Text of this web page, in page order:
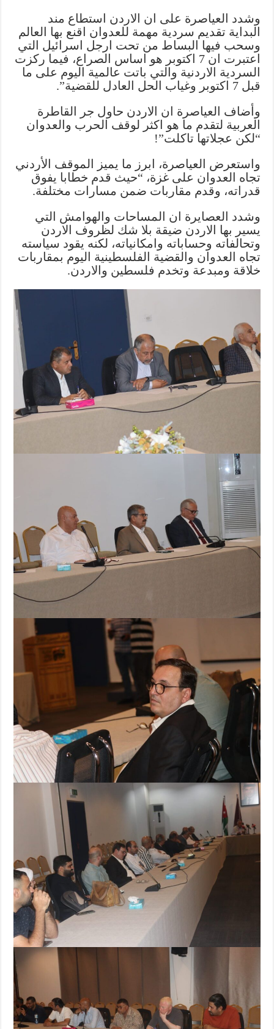
وشدد العياصرة على ان الاردن استطاع مند
البداية تقديم سردية مهمة للعدوان اقنع بها العالم
وسحب فيها البساط من تحت ارجل اسرائيل التي
اعتبرت ان 7 اكتوبر هو اساس الصراع، فيما ركزت
السردية الاردنية والتي باتت عالمية اليوم على ما
قبل 7 اكتوبر وغياب الحل العادل للقضية”.
وأضاف العياصرة ان الاردن حاول جر القاطرة
العربية لتقدم ما هو اكثر لوقف الحرب والعدوان
“لكن عجلاتها تاكلت”!
واستعرض العياصرة، ابرز ما يميز الموقف الأردني
تجاه العدوان على غزة، “حيث قدم خطابا يفوق
قدراته، وقدم مقاربات ضمن مسارات مختلفة.
وشدد العصايرة ان المساحات والهوامش التي
يسير بها الاردن ضيقة بلا شك لظروف الاردن
وتحالفاته وحساباته وامكانياته، لكنه يقود سياسته
تجاه العدوان والقضية الفلسطينية اليوم بمقاربات
خلاقة ومبدعة وتخدم فلسطين والاردن.